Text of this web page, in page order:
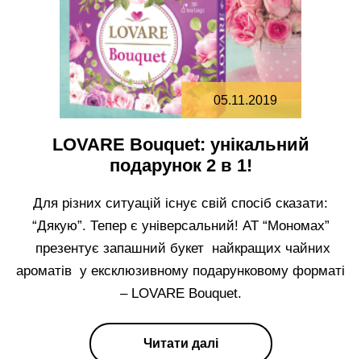
05.11.2019
LOVARE Bouquet: унікальний
подарунок 2 в 1!
Для різних ситуацій існує свій спосіб сказати:
“Дякую”. Тепер є універсальний! АТ “Мономах”
презентує запашний букет найкращих чайних
ароматів у ексклюзивному подарунковому форматі
– LOVARE Bouquet.
Читати далі